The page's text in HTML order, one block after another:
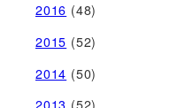
2016 (48)
2015 (52)
2014 (50)